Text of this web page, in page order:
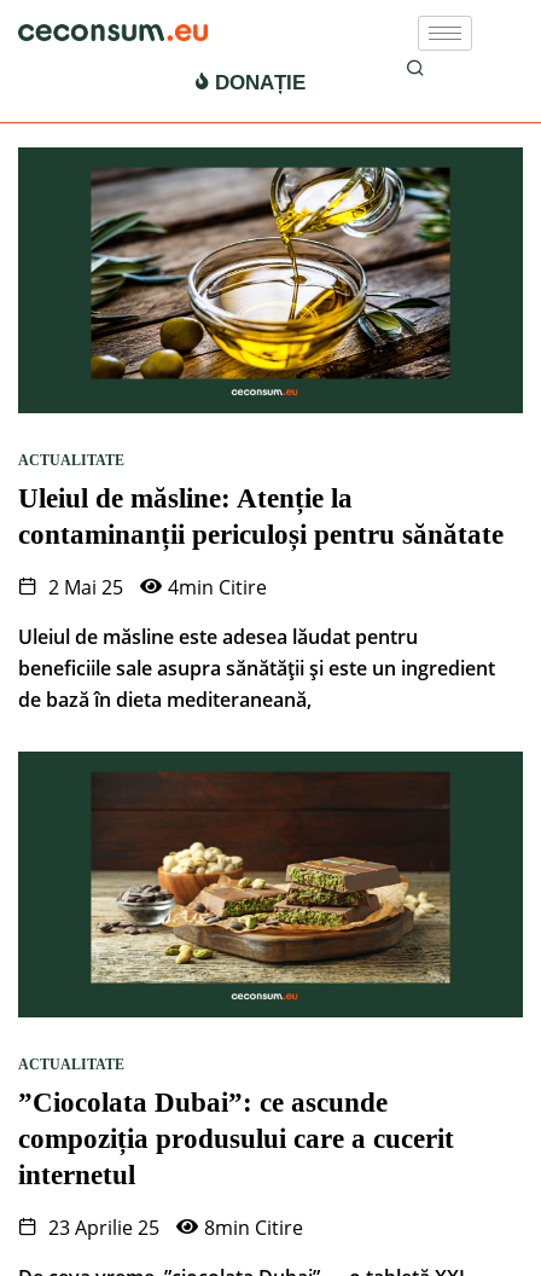
alimentatie sanatoasa
DONAȚIE
ACTUALITATE
Uleiul de măsline: Atenție la
contaminanții periculoși pentru sănătate
2 Mai 25
4min Citire
Uleiul de măsline este adesea lăudat pentru
beneficiile sale asupra sănătății și este un ingredient
de bază în dieta mediteraneană,
ACTUALITATE
”Ciocolata Dubai”: ce ascunde
compoziția produsului care a cucerit
internetul
23 Aprilie 25
8min Citire